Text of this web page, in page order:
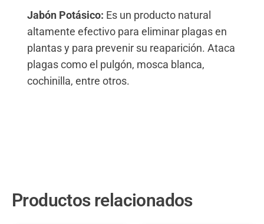
Jabón Potásico: Es un producto natural
altamente efectivo para eliminar plagas en
plantas y para prevenir su reaparición. Ataca
plagas como el pulgón, mosca blanca,
cochinilla, entre otros.
Productos relacionados